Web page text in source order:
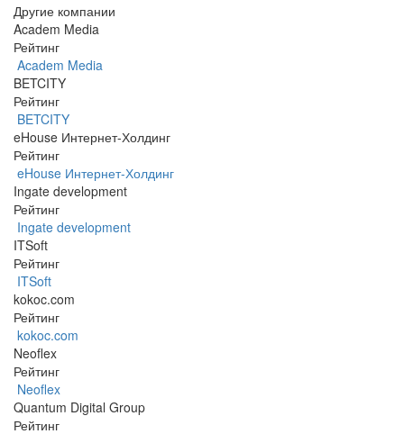
Другие компании
Academ Media
Рейтинг
Academ Media
BETCITY
Рейтинг
BETCITY
eHouse Интернет-Холдинг
Рейтинг
eHouse Интернет-Холдинг
Ingate development
Рейтинг
Ingate development
ITSoft
Рейтинг
ITSoft
kokoc.com
Рейтинг
kokoc.com
Neoflex
Рейтинг
Neoflex
Quantum Digital Group
Рейтинг